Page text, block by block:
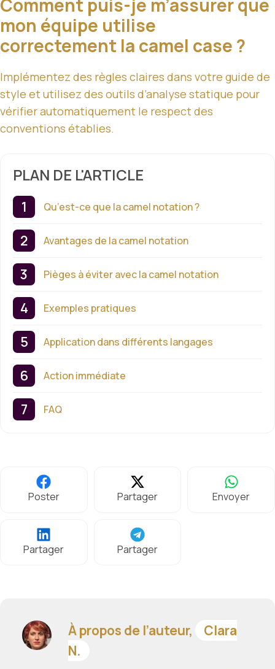
Comment puis-je m’assurer que
mon équipe utilise
correctement la camel case ?
Implémentez des règles claires dans votre guide de
style et utilisez des outils d’analyse statique pour
vérifier automatiquement le respect des
conventions établies.
PLAN DE L'ARTICLE
Qu’est-ce que la camel notation ?
Avantages de la camel notation
Pièges à éviter avec la camel notation
Exemples pratiques
Application dans différents langages
Action immédiate
FAQ
Poster Partager Envoyer
Partager Partager
À propos de l’auteur,
Clara
N.